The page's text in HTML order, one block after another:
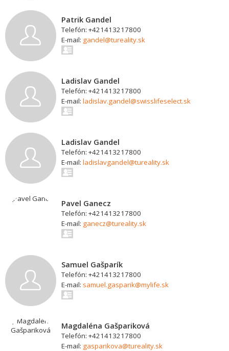
Patrik Gandel
Telefón: +421413217800
E-mail: gandel@tureality.sk
Ladislav Gandel
Telefón: +421413217800
E-mail: ladislav.gandel@swisslifeselect.sk
Ladislav Gandel
Telefón: +421413217800
E-mail: ladislavgandel@tureality.sk
Pavel Ganecz
Telefón: +421413217800
E-mail: ganecz@tureality.sk
Samuel Gašparík
Telefón: +421413217800
E-mail: samuel.gasparik@mylife.sk
Magdaléna Gašpariková
Telefón: +421413217800
E-mail: gasparikova@tureality.sk